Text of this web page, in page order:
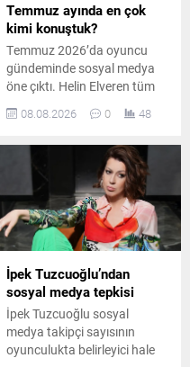
Temmuz ayında en çok
kimi konuştuk?
Temmuz 2026’da oyuncu
gündeminde sosyal medya
öne çıktı. Helin Elveren tüm
mecralarda ilk sırayı alırken,
Zihni Göktay ve Kadir İnanır
ve anma gündemiyle dikkat
08.08.2026 0 48
İpek Tuzcuoğlu’ndan
sosyal medya tepkisi
İpek Tuzcuoğlu sosyal
medya takipçi sayısının
oyunculukta belirleyici hale